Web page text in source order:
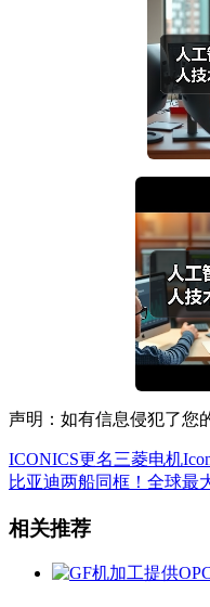
声明：如有信息侵犯了您
ICONICS更名三菱电机
比亚迪两船同框！全球最
相关推荐